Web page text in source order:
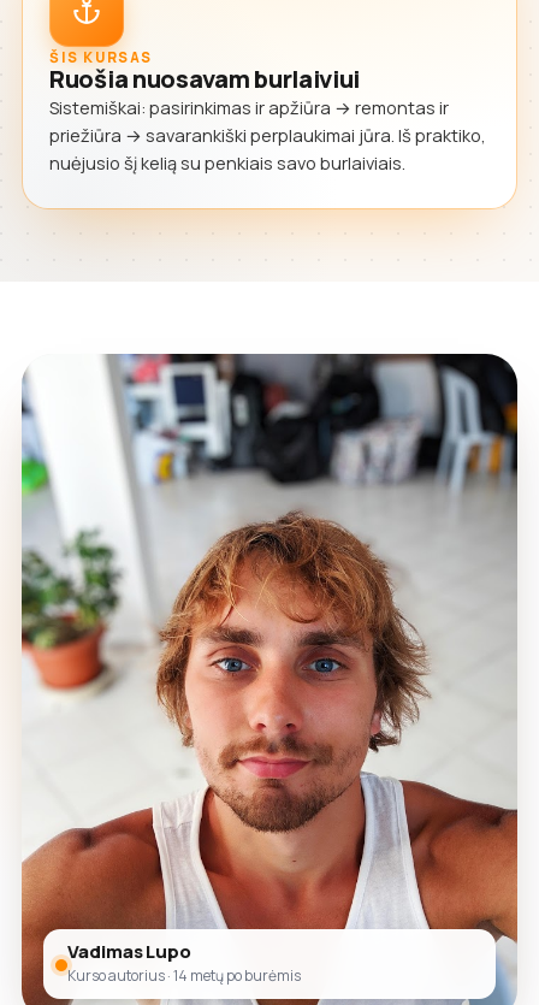
ŠIS KURSAS
Ruošia nuosavam burlaiviui
Sistemiškai: pasirinkimas ir apžiūra → remontas ir
priežiūra → savarankiški perplaukimai jūra. Iš praktiko,
nuėjusio šį kelią su penkiais savo burlaiviais.
Vadimas Lupo
Kurso autorius · 14 metų po burėmis